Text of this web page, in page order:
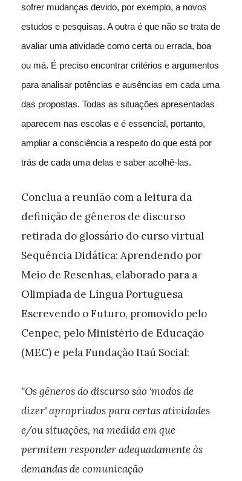
sofrer mudanças devido, por exemplo, a novos
estudos e pesquisas. A outra é que não se trata de
avaliar uma atividade como certa ou errada, boa
ou má. É preciso encontrar critérios e argumentos
para analisar potências e ausências em cada uma
das propostas. Todas as situações apresentadas
aparecem nas escolas e é essencial, portanto,
ampliar a consciência a respeito do que está por
trás de cada uma delas e saber acolhê-las.
Conclua a reunião com a leitura da
definição de gêneros de discurso
retirada do glossário do curso virtual
Sequência Didática: Aprendendo por
Meio de Resenhas, elaborado para a
Olimpíada de Língua Portuguesa
Escrevendo o Futuro, promovido pelo
Cenpec, pelo Ministério de Educação
(MEC) e pela Fundação Itaú Social:
"Os gêneros do discurso são 'modos de
dizer' apropriados para certas atividades
e/ou situações, na medida em que
permitem responder adequadamente às
demandas de comunicação